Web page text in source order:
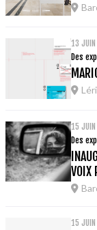
13
Des
15
Des
VOIX
15